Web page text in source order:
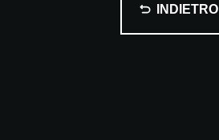
INDIETRO